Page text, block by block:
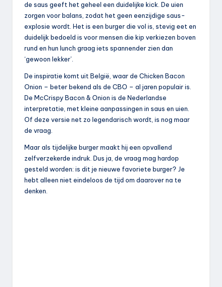
de saus geeft het geheel een duidelijke kick. De uien
zorgen voor balans, zodat het geen eenzijdige saus-
explosie wordt. Het is een burger die vol is, stevig eet en
duidelijk bedoeld is voor mensen die kip verkiezen boven
rund en hun lunch graag iets spannender zien dan
‘gewoon lekker’.
De inspiratie komt uit België, waar de Chicken Bacon
Onion – beter bekend als de CBO – al jaren populair is.
De McCrispy Bacon & Onion is de Nederlandse
interpretatie, met kleine aanpassingen in saus en uien.
Of deze versie net zo legendarisch wordt, is nog maar
de vraag.
Maar als tijdelijke burger maakt hij een opvallend
zelfverzekerde indruk. Dus ja, de vraag mag hardop
gesteld worden: is dit je nieuwe favoriete burger? Je
hebt alleen niet eindeloos de tijd om daarover na te
denken.